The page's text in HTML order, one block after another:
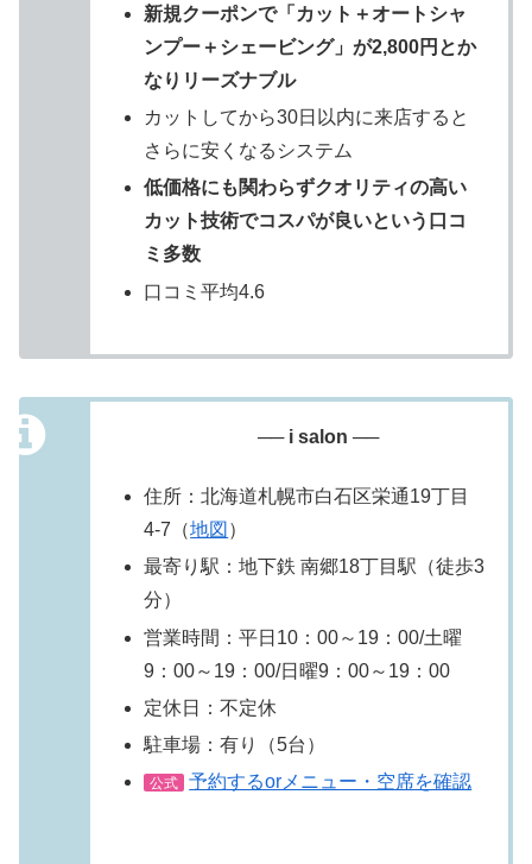
新規クーポンで「カット＋オートシャ
ンプー＋シェービング」が2,800円とか
なりリーズナブル
カットしてから30日以内に来店すると
さらに安くなるシステム
低価格にも関わらずクオリティの高い
カット技術でコスパが良いという口コ
ミ多数
口コミ平均4.6
── i salon ──
住所：北海道札幌市白石区栄通19丁目
4-7（地図 ）
最寄り駅：地下鉄 南郷18丁目駅（徒歩3
分）
営業時間：平日10：00～19：00/土曜
9：00～19：00/日曜9：00～19：00
定休日：不定休
駐車場：有り（5台）
公式 予約するorメニュー・空席を確認